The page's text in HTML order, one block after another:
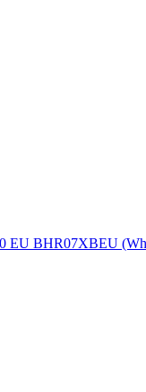
EU BHR07XBEU